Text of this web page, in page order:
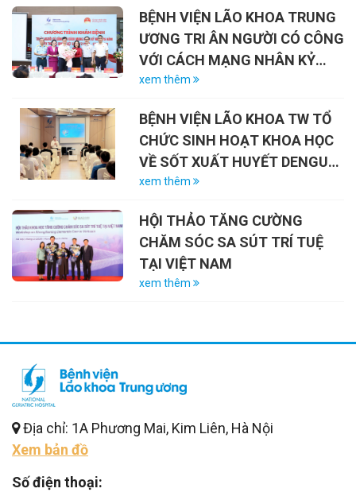
BỆNH VIỆN LÃO KHOA TRUNG
ƯƠNG TRI ÂN NGƯỜI CÓ CÔNG
VỚI CÁCH MẠNG NHÂN KỶ
NIỆM 79 NĂM NGÀY THƯƠNG
27/7/2026)
xem thêm
BỆNH VIỆN LÃO KHOA TW TỔ
CHỨC SINH HOẠT KHOA HỌC
VỀ SỐT XUẤT HUYẾT DENGUE
VÀ VAI TRÒ CỦA VẮC-XIN
xem thêm
HỘI THẢO TĂNG CƯỜNG
CHĂM SÓC SA SÚT TRÍ TUỆ
TẠI VIỆT NAM
xem thêm
Địa chỉ: 1A Phương Mai, Kim Liên, Hà Nội
Xem bản đồ
Số điện thoại: